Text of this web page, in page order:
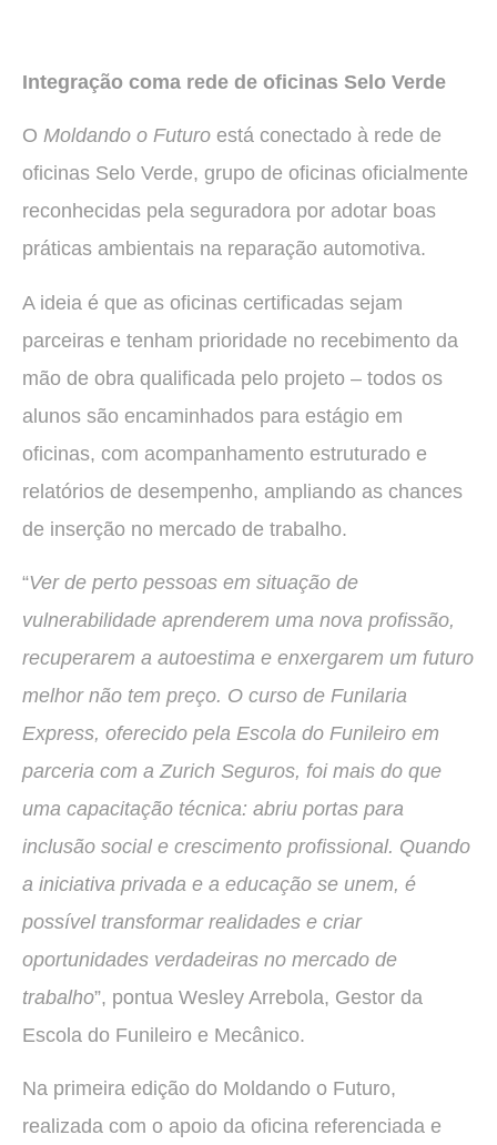
Integração coma rede de oficinas Selo Verde
O Moldando o Futuro está conectado à rede de
oficinas Selo Verde, grupo de oficinas oficialmente
reconhecidas pela seguradora por adotar boas
práticas ambientais na reparação automotiva.
A ideia é que as oficinas certificadas sejam
parceiras e tenham prioridade no recebimento da
mão de obra qualificada pelo projeto – todos os
alunos são encaminhados para estágio em
oficinas, com acompanhamento estruturado e
relatórios de desempenho, ampliando as chances
de inserção no mercado de trabalho.
“Ver de perto pessoas em situação de
vulnerabilidade aprenderem uma nova profissão,
recuperarem a autoestima e enxergarem um futuro
melhor não tem preço. O curso de Funilaria
Express, oferecido pela Escola do Funileiro em
parceria com a Zurich Seguros, foi mais do que
uma capacitação técnica: abriu portas para
inclusão social e crescimento profissional. Quando
a iniciativa privada e a educação se unem, é
possível transformar realidades e criar
oportunidades verdadeiras no mercado de
trabalho”, pontua Wesley Arrebola, Gestor da
Escola do Funileiro e Mecânico.
Na primeira edição do Moldando o Futuro,
realizada com o apoio da oficina referenciada e